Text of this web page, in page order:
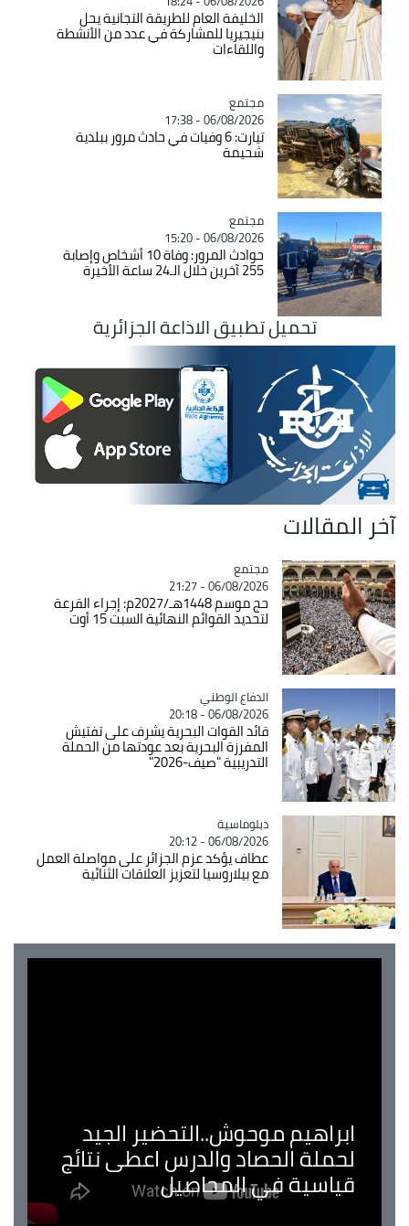
الخليفة العام للطريقة التجانية يحل
بنيجيريا للمشاركة في عدد من الأنشطة
واللقاءات
Catégorie
مجتمع
06/08/2026 - 17:38
تيارت: 6 وفيات في حادث مرور ببلدية
شحيمة
Catégorie
مجتمع
06/08/2026 - 15:20
حوادث المرور: وفاة 10 أشخاص وإصابة
255 آخرين خلال الـ24 ساعة الأخيرة
تحميل تطبيق الاذاعة الجزائرية
آخر المقالات
Catégorie
مجتمع
06/08/2026 - 21:27
حج موسم 1448هـ/2027م: إجراء القرعة
لتحديد القوائم النهائية السبت 15 أوت
Catégorie
الدفاع الوطني
06/08/2026 - 20:18
قائد القوات البحرية يشرف على تفتيش
المفرزة البحرية بعد عودتها من الحملة
التدريبية "صيف-2026"
Catégorie
دبلوماسية
06/08/2026 - 20:12
عطاف يؤكد عزم الجزائر على مواصلة العمل
مع بيلاروسيا لتعزيز العلاقات الثنائية
ابراهيم موحوش..التحضير الجيد
لحملة الحصاد والدرس اعطى نتائج
قياسية في المحاصيل